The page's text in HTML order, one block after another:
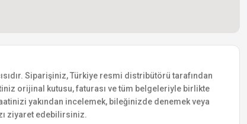
Siparişiniz, Türkiye resmi distribütörü tarafından
orijinal kutusu, faturası ve tüm belgeleriyle birlikte
yakından incelemek, bileğinizde denemek veya
ziyaret edebilirsiniz.